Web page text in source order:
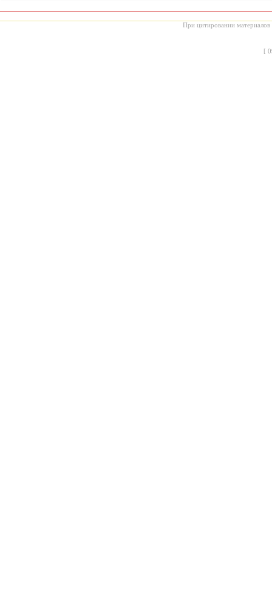
При цитировании материалов
[